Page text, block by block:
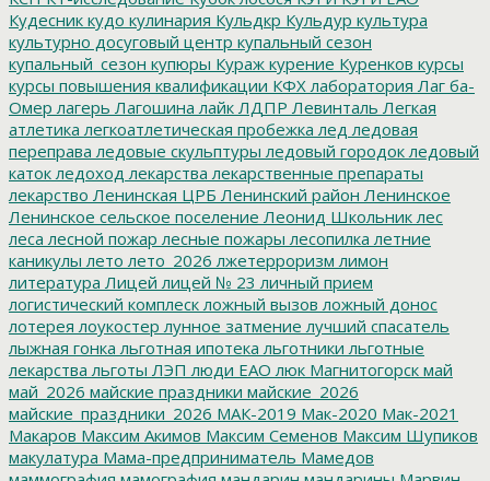
Кудесник кудо кулинария Кульдкр Кульдур культура
культурно досуговый центр купальный сезон
купальный_сезон купюры Кураж курение Куренков курсы
курсы повышения квалификации КФХ лаборатория Лаг ба-
Омер лагерь Лагошина лайк ЛДПР Левинталь Легкая
атлетика легкоатлетическая пробежка лед ледовая
переправа ледовые скульптуры ледовый городок ледовый
каток ледоход лекарства лекарственные препараты
лекарство Ленинская ЦРБ Ленинский район Ленинское
Ленинское сельское поселение Леонид Школьник лес
леса лесной пожар лесные пожары лесопилка летние
каникулы лето лето_2026 лжетерроризм лимон
литература Лицей лицей № 23 личный прием
логистический комплеск ложный вызов ложный донос
лотерея лоукостер лунное затмение лучший спасатель
лыжная гонка льготная ипотека льготники льготные
лекарства льготы ЛЭП люди ЕАО люк Магнитогорск май
май_2026 майские праздники майские_2026
майские_праздники_2026 МАК-2019 Мак-2020 Мак-2021
Макаров Максим Акимов Максим Семенов Максим Шупиков
макулатура Мама-предприниматель Мамедов